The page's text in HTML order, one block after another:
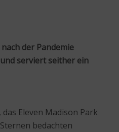
der Pandemie
serviert seither ein
Eleven Madison Park
bedachten